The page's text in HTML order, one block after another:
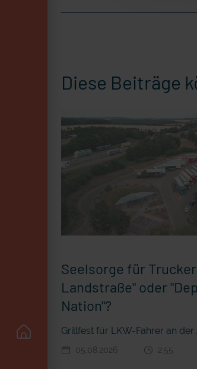
Diese Beiträge
Seelsorge für
Landstraße" oder
Nation"?
Grillfest für LKW-Fahrer an der
05.08.2026 2:55